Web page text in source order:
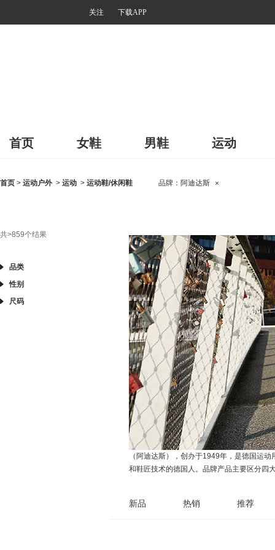
关注 下载APP
首页 女鞋 男鞋 运动
首页 > 运动户外 > 运动 > 运动鞋/休闲鞋 品牌： 阿迪达斯 ×
共>859个结果
品类
性别
尺码
（阿迪达斯），创办于1949年，是德国运
和鞋匠技术的德国人。品牌产品主要区分四
新品 热销 推荐